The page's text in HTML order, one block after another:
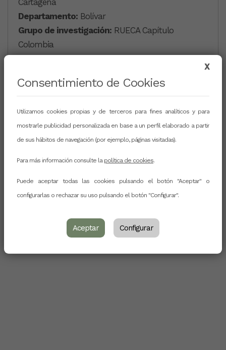
Departamento: Bolívar
Grupo de investigación: RUECA Capítulo
Colombia
Grupo de innovación:
RRSS
CURRICULUM
Enlace externo
X
Consentimiento de Cookies
Utilizamos cookies propias y de terceros para fines analíticos y para
mostrarle publicidad personalizada en base a un perfil elaborado a partir
de sus hábitos de navegación (por ejemplo, páginas visitadas).
Para más información consulte la política de cookies.
Puede aceptar todas las cookies pulsando el botón "Aceptar" o
configurarlas o rechazar su uso pulsando el botón "Configurar".
Aceptar Configurar